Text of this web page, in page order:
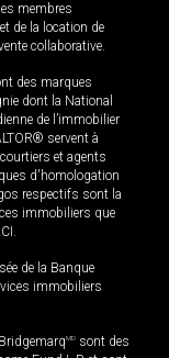
membres
de la location de
collaborative.
des marques
dont la National
de l’immobilier
servent à
et agents
d'homologation
respectifs sont la
immobiliers que
de la Banque
immobiliers
MD sont des